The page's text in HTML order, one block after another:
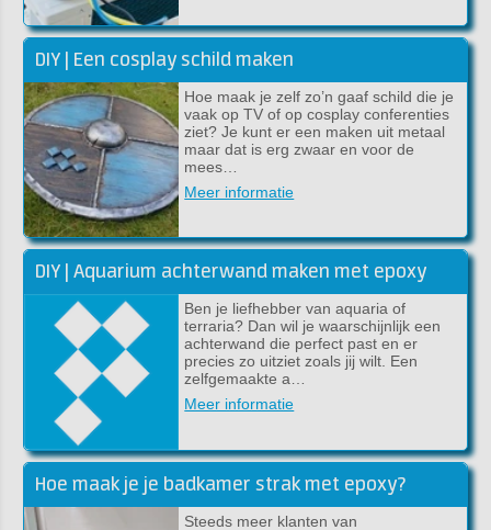
DIY | Een cosplay schild maken
Hoe maak je zelf zo’n gaaf schild die je
vaak op TV of op cosplay conferenties
ziet? Je kunt er een maken uit metaal
maar dat is erg zwaar en voor de
mees…
Meer informatie
DIY | Aquarium achterwand maken met epoxy
Ben je liefhebber van aquaria of
terraria? Dan wil je waarschijnlijk een
achterwand die perfect past en er
precies zo uitziet zoals jij wilt. Een
zelfgemaakte a…
Meer informatie
Hoe maak je je badkamer strak met epoxy?
Steeds meer klanten van